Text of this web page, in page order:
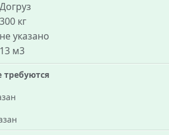
Догруз
300 кг
не указано
13 м3
требуются